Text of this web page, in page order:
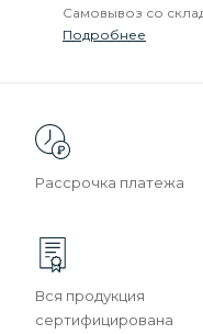
Самовывоз со
Подробнее
Рассрочка платежа
Вся продукция
сертифицирована